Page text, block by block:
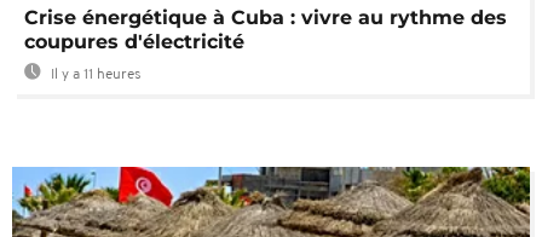
Crise énergétique à Cuba : vivre au rythme des
coupures d'électricité
Il y a 11 heures